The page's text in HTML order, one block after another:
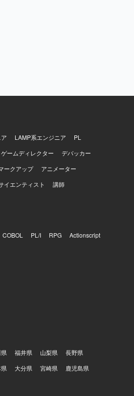
LAMP系エンジニア
PL
ゲームディレクター
デバッカー
ークアップ
アニメーター
イエンティスト 講師
COBOL PL/I RPG
Actionscript
福井県 山梨県
長野県
大分県 宮崎県 鹿児島県